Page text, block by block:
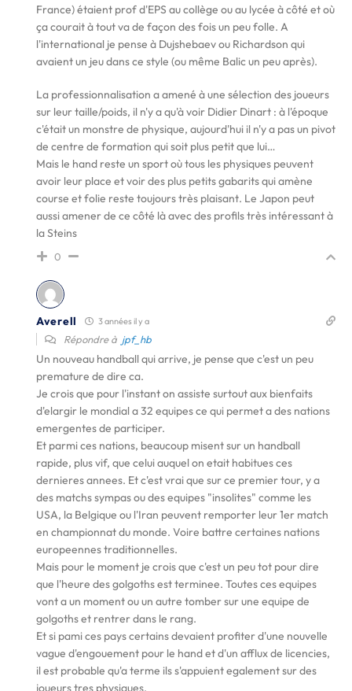
France) étaient prof d'EPS au collège ou au lycée à côté et où
ça courait à tout va de façon des fois un peu folle. A
l'international je pense à Dujshebaev ou Richardson qui
avaient un jeu dans ce style (ou même Balic un peu après).
La professionnalisation a amené à une sélection des joueurs
sur leur taille/poids, il n'y a qu'à voir Didier Dinart : à l'époque
c'était un monstre de physique, aujourd'hui il n'y a pas un pivot
de centre de formation qui soit plus petit que lui…
Mais le hand reste un sport où tous les physiques peuvent
avoir leur place et voir des plus petits gabarits qui amène
course et folie reste toujours très plaisant. Le Japon peut
aussi amener de ce côté là avec des profils très intéressant à
la Steins
0
Averell 3 années il y a
Répondre à jpf_hb
Un nouveau handball qui arrive, je pense que c'est un peu
premature de dire ca.
Je crois que pour l'instant on assiste surtout aux bienfaits
d'elargir le mondial a 32 equipes ce qui permet a des nations
emergentes de participer.
Et parmi ces nations, beaucoup misent sur un handball
rapide, plus vif, que celui auquel on etait habitues ces
dernieres annees. Et c'est vrai que sur ce premier tour, y a
des matchs sympas ou des equipes "insolites" comme les
USA, la Belgique ou l'Iran peuvent remporter leur 1er match
en championnat du monde. Voire battre certaines nations
europeennes traditionnelles.
Mais pour le moment je crois que c'est un peu tot pour dire
que l'heure des golgoths est terminee. Toutes ces equipes
vont a un moment ou un autre tomber sur une equipe de
golgoths et rentrer dans le rang.
Et si pami ces pays certains devaient profiter d'une nouvelle
vague d'engouement pour le hand et d'un afflux de licencies,
il est probable qu'a terme ils s'appuient egalement sur des
joueurs tres physiques.